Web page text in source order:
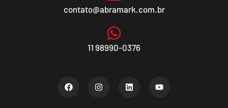
contato@abramark.com.br
11 98990-0376